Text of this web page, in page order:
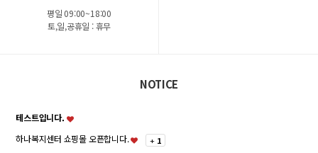
평일 09:00~18:00
토,일,공휴일 : 휴무
NOTICE
테스트입니다.
하나복지센터 쇼핑몰 오픈합니다.
+ 1